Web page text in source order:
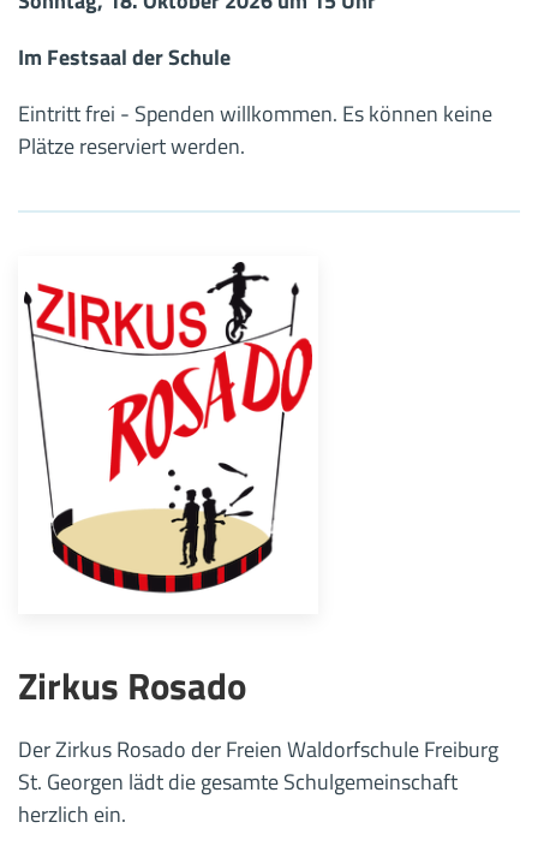
Im Festsaal der Schule
Eintritt frei - Spenden willkommen. Es können keine
Plätze reserviert werden.
Zirkus Rosado
Der Zirkus Rosado der Freien Waldorfschule Freiburg
St. Georgen lädt die gesamte Schulgemeinschaft
herzlich ein.